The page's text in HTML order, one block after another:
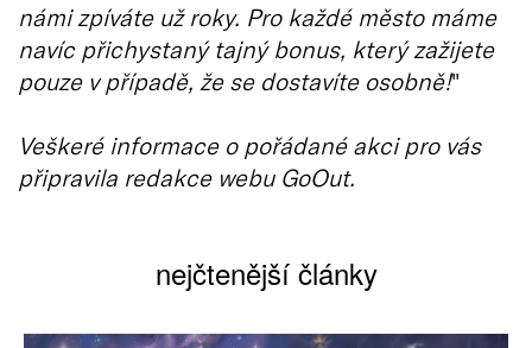
námi zpíváte už roky. Pro každé město máme
navíc přichystaný tajný bonus, který zažijete
pouze v případě, že se dostavíte osobně!"
Veškeré informace o pořádané akci pro vás
připravila redakce webu GoOut.
nejčtenější články